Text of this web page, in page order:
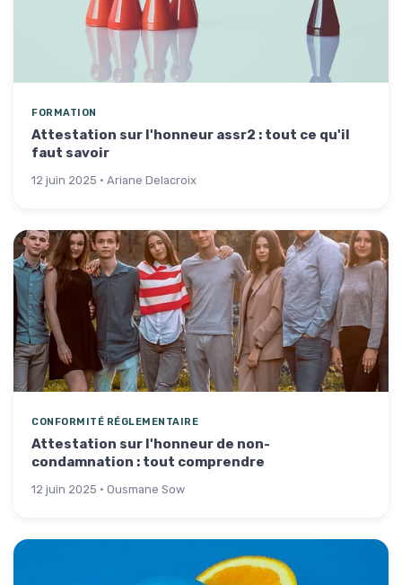
FORMATION
Attestation sur l'honneur assr2 : tout ce qu'il
faut savoir
12 juin 2025 · Ariane Delacroix
CONFORMITÉ RÉGLEMENTAIRE
Attestation sur l'honneur de non-
condamnation : tout comprendre
12 juin 2025 · Ousmane Sow